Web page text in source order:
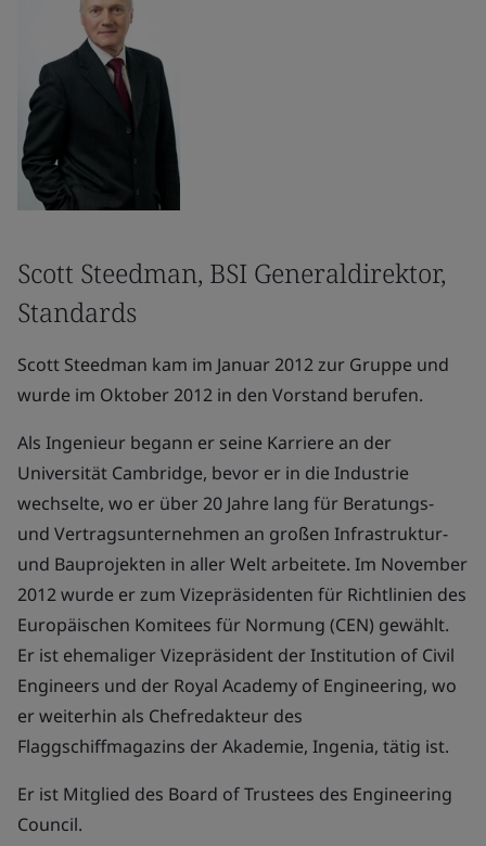
Scott Steedman, BSI Generaldirektor,
Standards
Scott Steedman kam im Januar 2012 zur Gruppe und
wurde im Oktober 2012 in den Vorstand berufen.
Als Ingenieur begann er seine Karriere an der
Universität Cambridge, bevor er in die Industrie
wechselte, wo er über 20 Jahre lang für Beratungs-
und Vertragsunternehmen an großen Infrastruktur-
und Bauprojekten in aller Welt arbeitete. Im November
2012 wurde er zum Vizepräsidenten für Richtlinien des
Europäischen Komitees für Normung (CEN) gewählt.
Er ist ehemaliger Vizepräsident der Institution of Civil
Engineers und der Royal Academy of Engineering, wo
er weiterhin als Chefredakteur des
Flaggschiffmagazins der Akademie, Ingenia, tätig ist.
Er ist Mitglied des Board of Trustees des Engineering
Council.